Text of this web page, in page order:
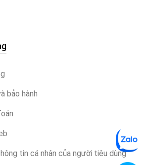
bảo hành
tin cá nhân của người tiêu dùng